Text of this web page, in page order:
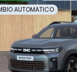
AUTOMATICO